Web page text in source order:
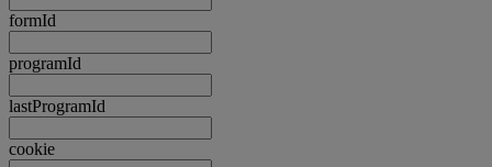
formId
programId
lastProgramId
cookie